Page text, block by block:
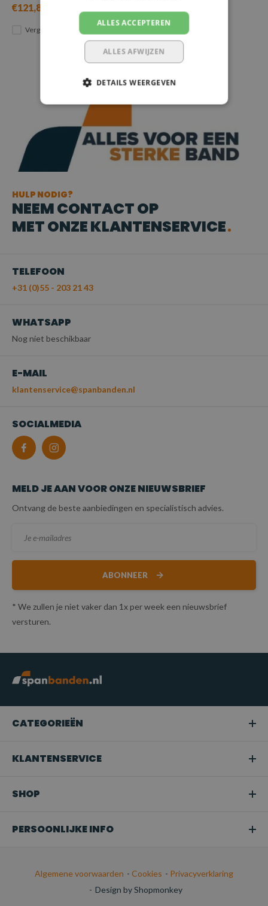
€121,87
Vergelijk
HULP NODIG?
NEEM CONTACT OP
MET ONZE KLANTENSERVICE
TELEFOON
+31 (0)55 - 203 21 43
WHATSAPP
Nog niet beschikbaar
E-MAIL
klantenservice@spanbanden.nl
SOCIALMEDIA
MELD JE AAN VOOR ONZE NIEUWSBRIEF
Ontvang de beste aanbiedingen en specialistisch advies.
ABONNEER
* We zullen je niet vaker dan 1x per week een nieuwsbrief
versturen.
CATEGORIEËN
KLANTENSERVICE
SHOP
PERSOONLIJKE INFO
Algemene voorwaarden - Cookies - Privacyverklaring
- Design by Shopmonkey
ALLES ACCEPTEREN
ALLES AFWIJZEN
DETAILS WEERGEVEN